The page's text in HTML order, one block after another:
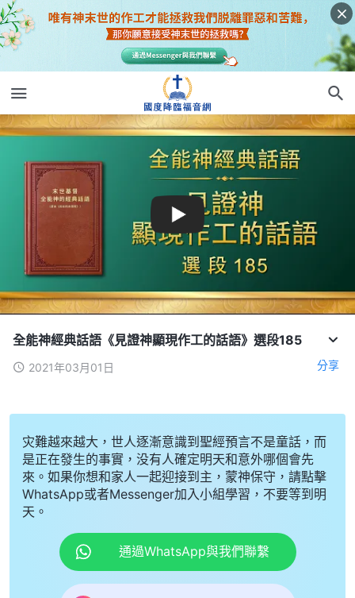
全能神經典話語《見證神顯現作工的話語》選段185
2021年03月01日 分享
灾難越來越大，世人逐漸意識到聖經預言不是童話，而
是正在發生的事實，没有人確定明天和意外哪個會先
來。如果你想和家人一起迎接到主，蒙神保守，請點擊
WhatsApp或者Messenger加入小組學習，不要等到明
天。
通過WhatsApp與我們聯繫